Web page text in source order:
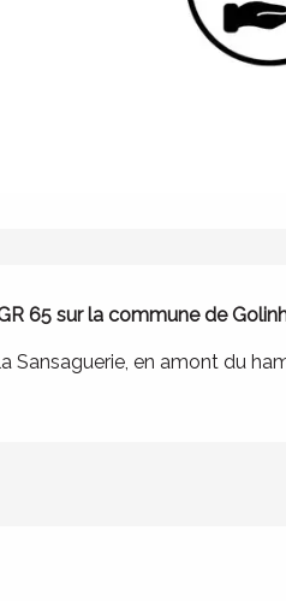
65 sur la commune de
Sansaguerie, en amont du